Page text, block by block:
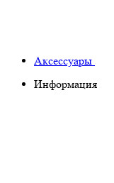
Аксессуары
Информация